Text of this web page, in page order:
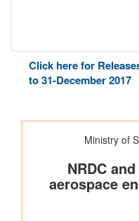
Click here for
to 31-December 2017